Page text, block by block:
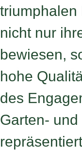
triumphalen
nicht nur
bewiesen,
hohe
des
Garten-